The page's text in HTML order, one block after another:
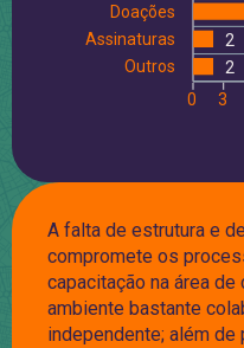
Doações
Assinaturas
Outros
3
0
2
2
A falta de estrutura e
compromete os
capacitação na área
ambiente bastante
independente; além